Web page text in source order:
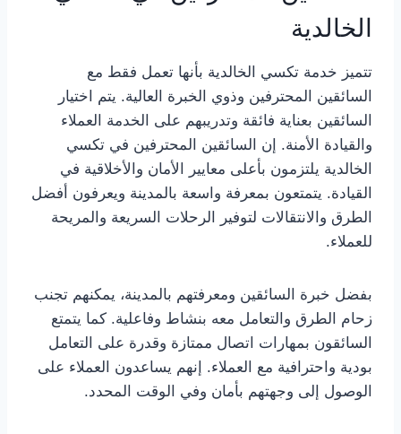
الخالدية
تتميز خدمة تكسي الخالدية بأنها تعمل فقط مع
السائقين المحترفين وذوي الخبرة العالية. يتم اختيار
السائقين بعناية فائقة وتدريبهم على الخدمة العملاء
والقيادة الأمنة. إن السائقين المحترفين في تكسي
الخالدية يلتزمون بأعلى معايير الأمان والأخلاقية في
القيادة. يتمتعون بمعرفة واسعة بالمدينة ويعرفون أفضل
الطرق والانتقالات لتوفير الرحلات السريعة والمريحة
للعملاء.
بفضل خبرة السائقين ومعرفتهم بالمدينة، يمكنهم تجنب
زحام الطرق والتعامل معه بنشاط وفاعلية. كما يتمتع
السائقون بمهارات اتصال ممتازة وقدرة على التعامل
بودية واحترافية مع العملاء. إنهم يساعدون العملاء على
الوصول إلى وجهتهم بأمان وفي الوقت المحدد.